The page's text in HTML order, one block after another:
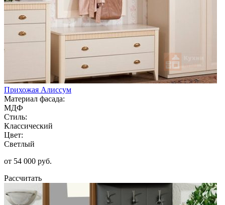
Прихожая Алиссум
Материал фасада:
МДФ
Стиль:
Классический
Цвет:
Светлый
от 54 000 руб.
Рассчитать